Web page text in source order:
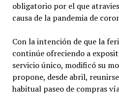
obligatorio por el que
causa de la pandemia de
Con la intención de que la
continúe ofreciendo a
servicio único, modificó su
propone, desde abril,
habitual paseo de compras